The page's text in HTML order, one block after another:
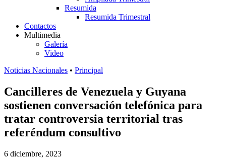
Resumida
Resumida Trimestral
Contactos
Multimedia
Galería
Video
Noticias Nacionales • Principal
Cancilleres de Venezuela y Guyana
sostienen conversación telefónica para
tratar controversia territorial tras
referéndum consultivo
6 diciembre, 2023